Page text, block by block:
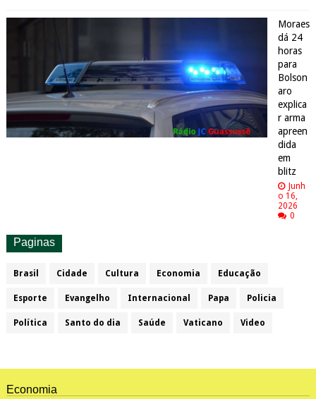
Moraes
dá 24
horas
para
Bolson
aro
explica
r arma
apreen
dida
em
blitz
Junh
o 16,
2026
0
Paginas
Brasil Cidade Cultura Economia Educação
Esporte Evangelho Internacional Papa Policia
Política Santo do dia Saúde Vaticano Video
Economia